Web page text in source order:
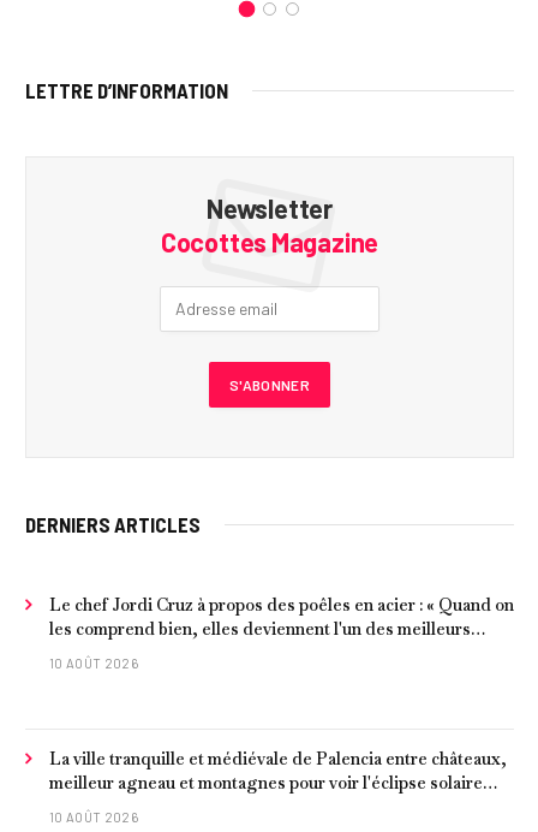
LETTRE D’INFORMATION
Newsletter
Cocottes Magazine
DERNIERS ARTICLES
Le chef Jordi Cruz à propos des poêles en acier : « Quand on
les comprend bien, elles deviennent l'un des meilleurs
ustensiles de cuisine »
10 AOÛT 2026
La ville tranquille et médiévale de Palencia entre châteaux,
meilleur agneau et montagnes pour voir l'éclipse solaire
10 AOÛT 2026